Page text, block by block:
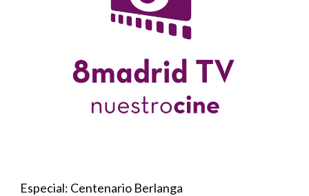
Especial: Centenario Berlanga